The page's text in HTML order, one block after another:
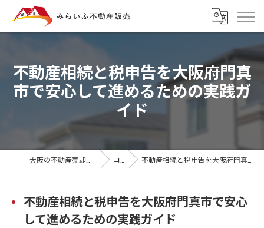
不動産相続と税申告を大阪府門真
市で安心して進めるための実践ガ
イド
コラム 不動産相続と税申告を大阪府門真市で安心して進めるための実践ガイド
不動産相続と税申告を大阪府門真市で安心
して進めるための実践ガイド